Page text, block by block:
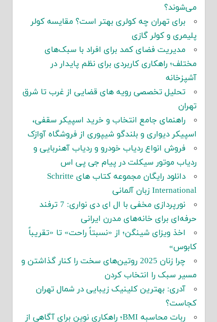
می‌شوند؟
برای تهران چه کولری بهتر است؟ مقایسه کولر
پلیمری و کولر گازی
مدیریت فضای کمد برای افراد با سبک‌های
مختلف؛ راهکاری کاربردی برای نظم پایدار در
آشپزخانه
تحلیل تخصصی رویه های قضایی از غرب تا شرق
تهران
راهنمای جامع انتخاب و خرید اسپیکر سقفی،
اسپیکر دیواری و بلندگو شیپوری از فروشگاه آوازک
فروش انواع ردیاب خودرو و ردیاب آهنربایی و
ردیاب موتور سیکلت در پیام جی پی اس
دانلود رایگان مجموعه کتاب های Schritte
International زبان آلمانی
نورپردازی مخفی با ال ای دی نواری: 7 ترفند
حرفه‌ای برای خانه‌های مدرن ایرانی
اخذ ویزای شینگن؛ از «نسبتاً راحت» تا «تقریباً
کابوس»
چرا زنان 2025 روتین‌های سخت را کنار گذاشتن و
مسیر سبک را انتخاب کردن
آدری: بهترین کلینیک زیبایی در شمال تهران
کجاست؟
ربات محاسبه BMI؛ راهکاری نوین برای آگاهی از